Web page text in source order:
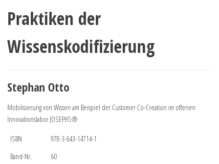
Praktiken der
Wissenskodifizierung
Stephan Otto
Mobilisierung von Wissen am Beispiel der Customer Co-Creation im offenen
Innovationslabor JOSEPHS®
ISBN
978-3-643-14714-1
Band-Nr.
60